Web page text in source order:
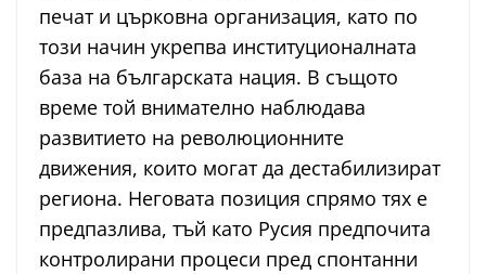
печат и църковна организация, като по
този начин укрепва институционалната
база на българската нация. В същото
време той внимателно наблюдава
развитието на революционните
движения, които могат да дестабилизират
региона. Неговата позиция спрямо тях е
предпазлива, тъй като Русия предпочита
контролирани процеси пред спонтанни